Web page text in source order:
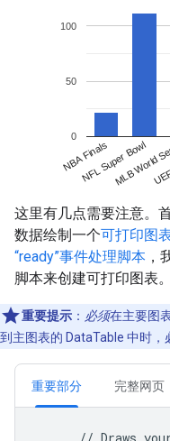
这里有几点需要注意。
数据绘制一个可打印图
“ready”事件处理脚本 ，
脚本来创建可打印图表。
重要提示 ： 必须在主要图
到主图表的 DataTable 中时，
重要部分 完整网页